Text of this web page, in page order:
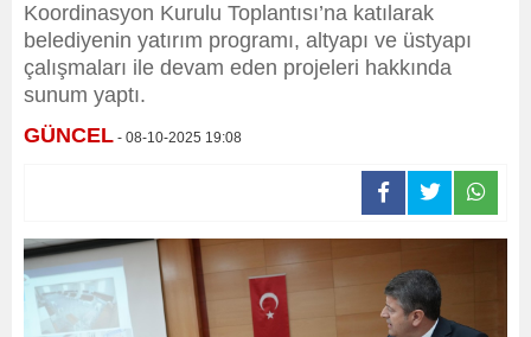
Koordinasyon Kurulu Toplantısı’na katılarak
belediyenin yatırım programı, altyapı ve üstyapı
çalışmaları ile devam eden projeleri hakkında
sunum yaptı.
GÜNCEL - 08-10-2025 19:08